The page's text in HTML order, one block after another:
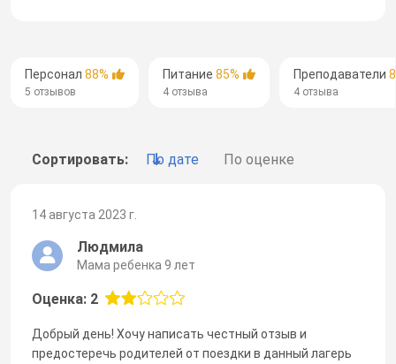
Персонал 88%
5 отзывов
Питание 85%
4 отзыва
Преподаватели
4 отзыва
Сортировать: По дате По оценке
14 августа 2023 г.
Людмила
Мама ребенка 9 лет
Оценка: 2
Добрый день! Хочу написать честный отзыв и
предостеречь родителей от поездки в данный лагерь